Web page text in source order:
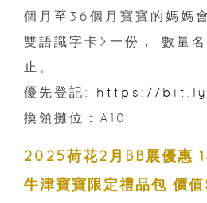
個月至36個月寶寶的媽媽
雙語識字卡>一份， 數量
止。
優先登記: https://bit.ly/
換領攤位：A10
2025荷花2月BB展優惠
牛津寶寶限定禮品包 價